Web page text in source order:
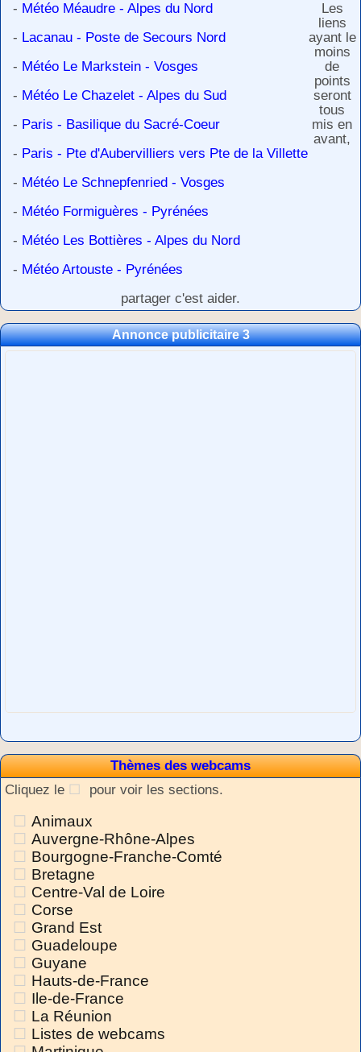
- Météo Méaudre - Alpes du Nord
- Lacanau - Poste de Secours Nord
- Météo Le Markstein - Vosges
- Météo Le Chazelet - Alpes du Sud
- Paris - Basilique du Sacré-Coeur
- Paris - Pte d'Aubervilliers vers Pte de la Villette
- Météo Le Schnepfenried - Vosges
- Météo Formiguères - Pyrénées
- Météo Les Bottières - Alpes du Nord
- Météo Artouste - Pyrénées
Les
liens
ayant le
moins
de
points
seront
tous
mis en
avant,
partager c'est aider.
Annonce publicitaire 3
Thèmes des webcams
Cliquez le
pour voir les sections.
Animaux
Auvergne-Rhône-Alpes
Bourgogne-Franche-Comté
Bretagne
Centre-Val de Loire
Corse
Grand Est
Guadeloupe
Guyane
Hauts-de-France
Ile-de-France
La Réunion
Listes de webcams